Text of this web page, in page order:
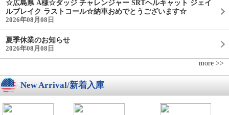
☆広島県 A様☆ダッジ チャレンジャー SRTヘルキャット ジェイ
ルブレイク ラストコール☆納車おめでとうございます☆
2026年08月08日
夏季休業のお知らせ
2026年08月08日
more >>
New Arrival/新着入庫